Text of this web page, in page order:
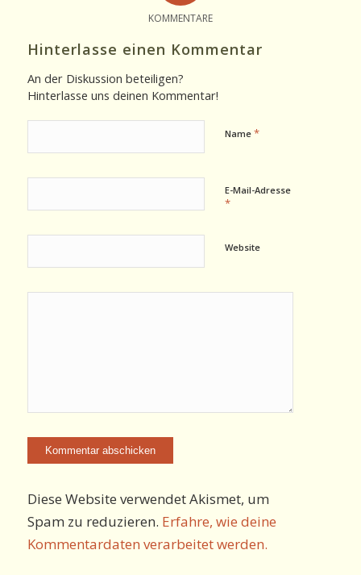
KOMMENTARE
Hinterlasse einen Kommentar
An der Diskussion beteiligen?
Hinterlasse uns deinen Kommentar!
Name *
E-Mail-Adresse
*
Website
Diese Website verwendet Akismet, um
Spam zu reduzieren. Erfahre, wie deine
Kommentardaten verarbeitet werden.